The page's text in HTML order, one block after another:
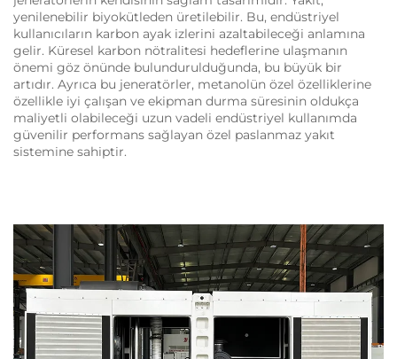
yenilenebilir biyokütleden üretilebilir. Bu, endüstriyel
kullanıcıların karbon ayak izlerini azaltabileceği anlamına
gelir. Küresel karbon nötralitesi hedeflerine ulaşmanın
önemi göz önünde bulundurulduğunda, bu büyük bir
artıdır. Ayrıca bu jeneratörler, metanolün özel özelliklerine
özellikle iyi çalışan ve ekipman durma süresinin oldukça
maliyetli olabileceği uzun vadeli endüstriyel kullanımda
güvenilir performans sağlayan özel paslanmaz yakıt
sistemine sahiptir.